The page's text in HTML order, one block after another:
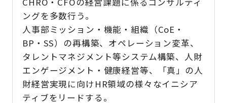
ングを多数行う。
人事部ミッション・機能・組織（CoE・
BP・SS）の再構築、オペレーション変革、
タレントマネジメント等システム構築、人財
エンゲージメント・健康経営等、「真」の人
財経営実現に向けHR領域の様々なイニシア
ティブをリードする。